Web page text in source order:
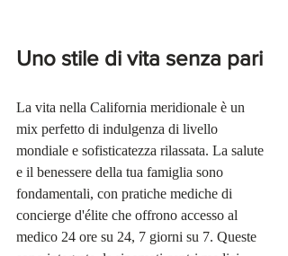
Uno stile di vita senza pari
La vita nella California meridionale è un
mix perfetto di indulgenza di livello
mondiale e sofisticatezza rilassata. La salute
e il benessere della tua famiglia sono
fondamentali, con pratiche mediche di
concierge d'élite che offrono accesso al
medico 24 ore su 24, 7 giorni su 7. Queste